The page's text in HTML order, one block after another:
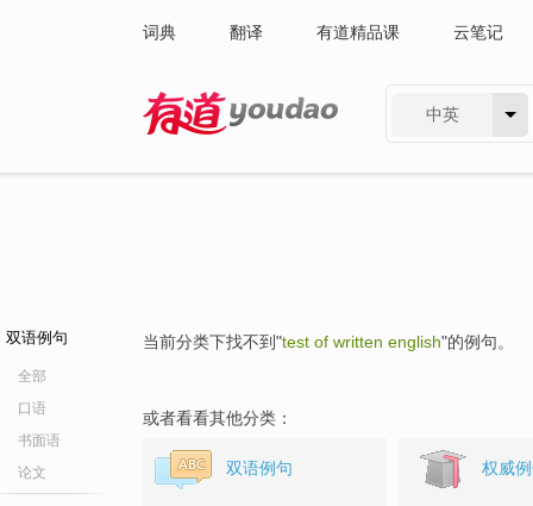
词典 翻译 有道精品课 云笔记
中英
双语例句
全部
口语
书面语
论文
当前分类下找不到"test of written english"的例句。
或者看看其他分类：
双语例句 权威